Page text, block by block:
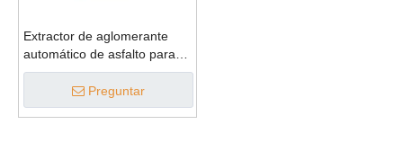
Extractor de aglomerante
automático de asfalto para
aparatos de extracción
Preguntar